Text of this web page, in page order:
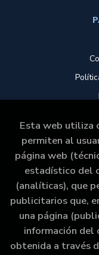
Esta web utiliza
permiten al
página web
estadístico del
(analíticas), que
publicitarios que,
una página
información del
obtenida a través